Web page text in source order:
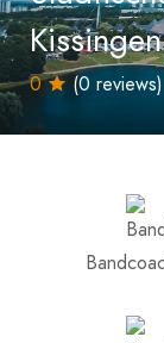
Kissingen
0 (0 reviews)